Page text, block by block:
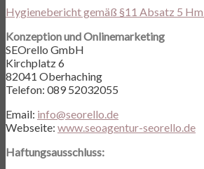
Hygienebericht gemäß §11 Absatz 5
Konzeption und Onlinemarketing
SEOrello GmbH
Kirchplatz 6
82041 Oberhaching
Telefon: 089 52032055
Email: info@seorello.de
Webseite: www.seoagentur-seorello.de
Haftungsausschluss: